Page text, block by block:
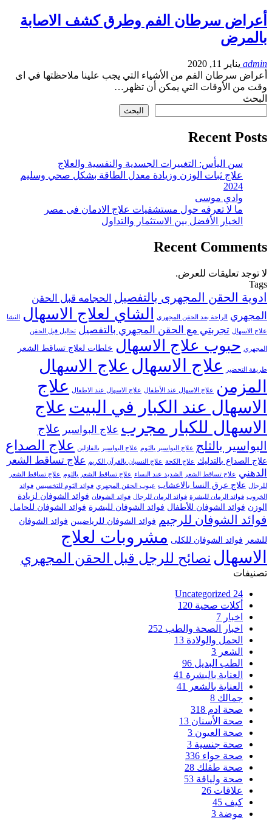
أعراض سرطان الفم وطرق كشف الاصابة
بالمرض
admin يناير 11, 2020
أعراض سرطان الفم من الأشياء التي يجب علينا ملاحظتها في اى
وقت من الأوقات التي يمكن أن تظهر…
البحث
البحث
Recent Posts
سن اليأس: التغييرات الجسدية والنفسية والعلاج
علاج ثبات الوزن وزيادة معدل الطاقة بشكل صحي وسليم
2024
وادي موسى
ما لا تعرفه حول مستشفيات علاج الادمان فى مصر
الخيار الأفضل بين الاستثمار والتداول
Recent Comments
لا توجد تعليقات للعرض.
Tags
ادوية الحقن المجهرى بالتفصيل الحجامه قبل الحقن
المجهري
الراحة بعد الحقن المجهري الشاي لعلاج الاسهال النشا
علاج الاسهال تجربتي مع الحقن المجهري بالتفصيل تحاليل قبل الحقن
المجهري حبوب علاج الاسهال خلطات لعلاج تساقط الشعر
طريقة التحضير علاج الاسهال علاج الاسهال
المزمن
علاج الاسهال عند الأطفال علاج الاسهال عند الاطفال
علاج
الاسهال عند الكبار في البيت علاج
الاسهال للكبار مجرب علاج البواسير علاج
البواسير بالثلج علاج البواسير بالثوم علاج البواسير بالفازلين علاج الصداع
علاج الصداع بالتدليك علاج الكحة علاج النسيان بالقرآن الكريم
علاج تساقط الشعر
الدهني علاج تساقط الشعر الشديد عند النساء علاج تساقط الشعر بالثوم علاج تساقط الشعر
للرجال علاج عرق النسا بالاعشاب عيوب الحقن المجهري فوائد الثوم للتخسيس فوائد
الخروب فوائد الرمان للبشرة فوائد الرمان للرجال فوائد الشوفان فوائد الشوفان لزيادة
الوزن فوائد الشوفان للأطفال فوائد الشوفان للبشرة فوائد الشوفان للحامل
فوائد الشوفان للرجيم فوائد الشوفان للرياضيين فوائد الشوفان
للشعر فوائد الشوفان للكلى مشروبات لعلاج
الاسهال نصائح للرجل قبل الحقن المجهري
تصنيفات
Uncategorized 24
أكلات صحية 120
اخبار 7
اخبار الصحة والطب 252
الحمل والولادة 13
الشعر 3
الطب البديل 96
العناية بالبشرة 41
العناية بالشعر
41
جمالك 8
صحة ادم 318
صحة الأسنان 13
صحة العيون 3
صحة جنسية 3
صحة حواء 336
صحة طفلك 28
صحة ولياقة 53
علاقات 26
كيف 45
موضة 3